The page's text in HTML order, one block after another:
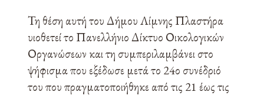
Τη θέση αυτή του Δήμου Λίμνης Πλαστήρα
υιοθετεί το Πανελλήνιο Δίκτυο Οικολογικών
Οργανώσεων και τη συμπεριλαμβάνει στο
ψήφισμα που εξέδωσε μετά το 24ο συνέδριό
του που πραγματοποιήθηκε από τις 21 έως τις